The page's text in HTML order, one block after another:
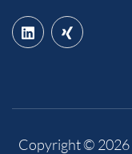
Copyright © 2026